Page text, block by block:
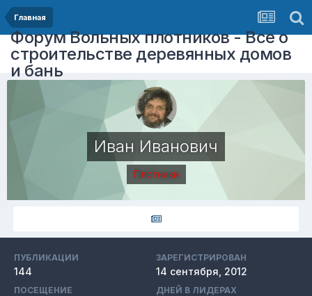
Главная
Форум Вольных плотников - Все о
строительстве деревянных домов
и бань
Иван Иванович
Плотники
ПУБЛИКАЦИИ
144
ЗАРЕГИСТРИРОВАН
14 сентября, 2012
ПОСЕЩЕНИЕ ДНЕЙ В ЛИДЕРАХ